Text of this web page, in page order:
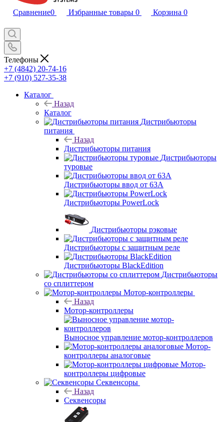
Сравнение0 Избранные товары 0 Корзина 0
Телефоны
+7 (4842) 20-74-16
+7 (910) 527-35-38
Каталог
Назад
Каталог
Дистрибьюторы
питания
Назад
Дистрибьюторы питания
Дистрибьюторы
туровые
Дистрибьюторы ввод от 63A
Дистрибьюторы PowerLock
Дистрибьюторы рэковые
Дистрибьюторы с защитным реле
Дистрибьюторы BlackEdition
Дистрибьюторы
со сплиттером
Мотор-контроллеры
Назад
Мотор-контроллеры
Выносное управление мотор-контроллеров
Мотор-
контроллеры аналоговые
Мотор-
контроллеры цифровые
Секвенсоры
Назад
Секвенсоры